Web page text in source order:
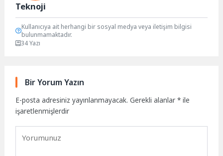
Teknoji
Kullanıcıya ait herhangi bir sosyal medya veya iletişim bilgisi
bulunmamaktadır.
34 Yazı
Bir Yorum Yazın
E-posta adresiniz yayınlanmayacak. Gerekli alanlar* ile
işaretlenmişlerdir